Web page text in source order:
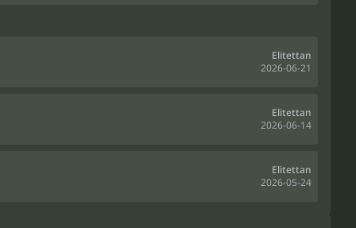
Elitettan
2026-06-21
Elitettan
2026-06-14
Elitettan
2026-05-24